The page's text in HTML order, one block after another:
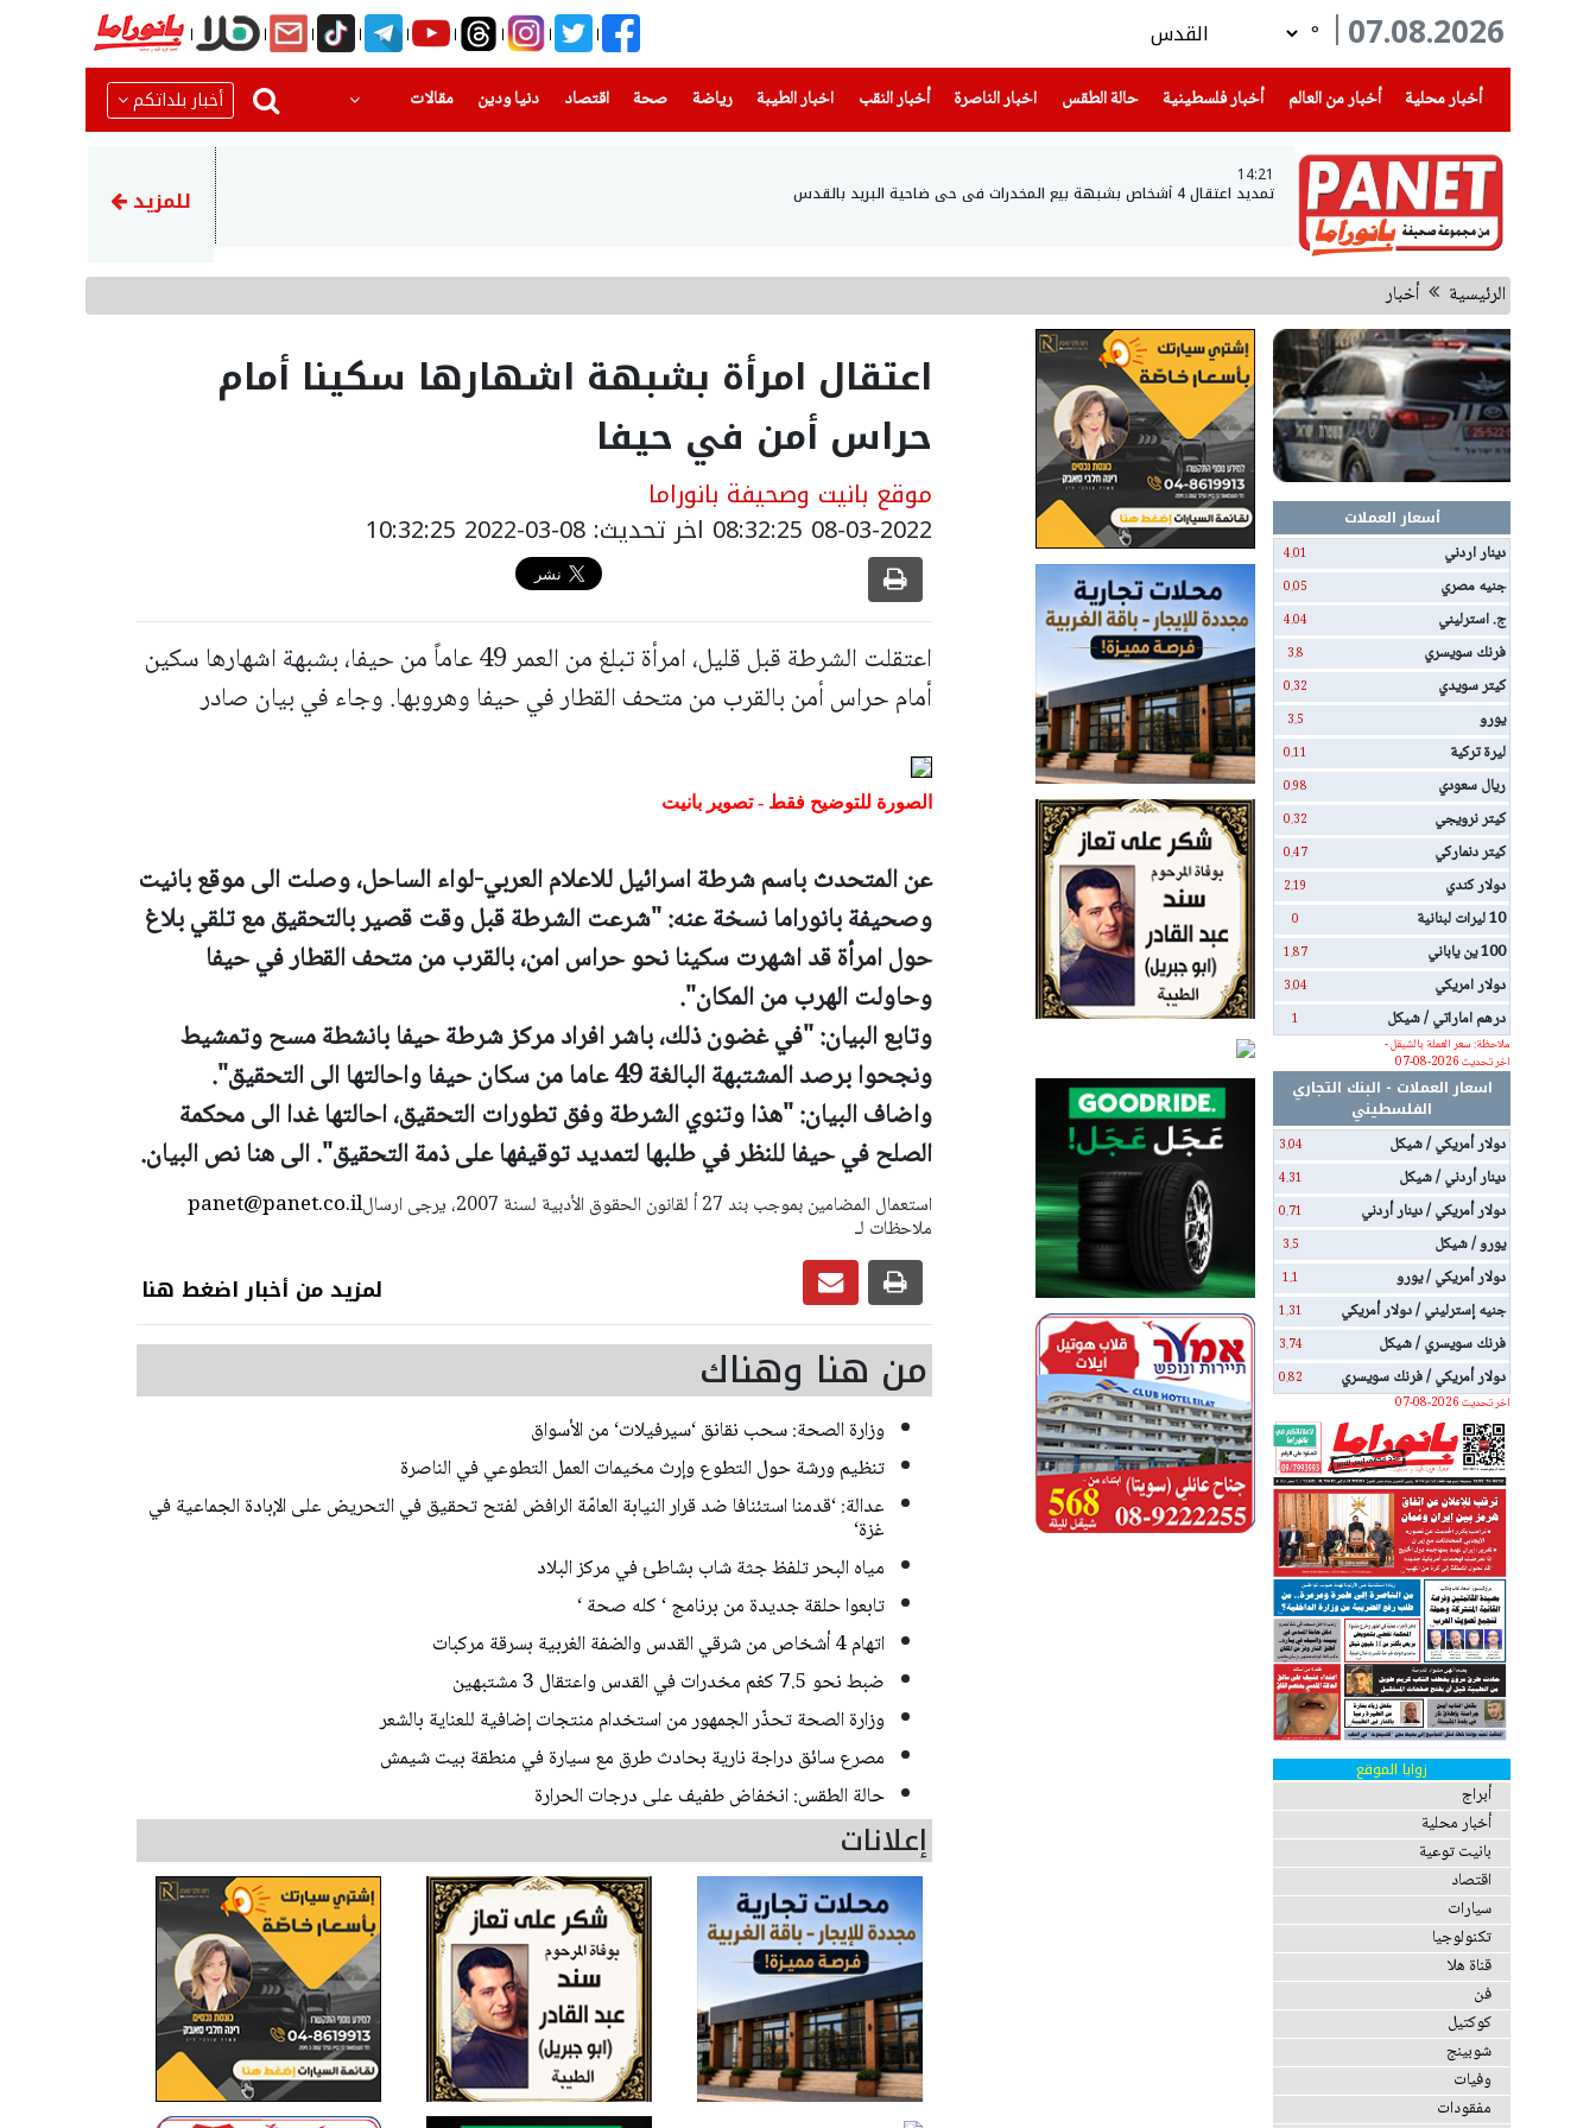
07.08.2026
°
أخبار محلية
(current) أخبار من العالم أخبار فلسطينية(current) حالة الطقس اخبار الناصرة
(current) أخبار النقب اخبار الطيبة(current) رياضة
(current) صحة(current) اقتصاد دنيا ودين
(current) مقالات أخبار بلداتكم
14:21
تمديد اعتقال 4 أشخاص بشبهة بيع المخدرات في حي ضاحية البريد بالقدس تقرير: مجلس السلام ينشر
للمزيد
الرئيسية أخبار
أسعار العملات
دينار اردني
4.01
جنيه مصري 0.05
ج. استرليني 4.04
فرنك سويسري 3.8
كيتر سويدي 0.32
يورو 3.5
ليرة تركية 0.11
ريال سعودي 0.98
كيتر نرويجي 0.32
كيتر دنماركي 0.47
دولار كندي 2.19
10 ليرات لبنانية 0
100 ين ياباني 1.87
دولار امريكي 3.04
درهم اماراتي / شيكل
1
ملاحظة: سعر العملة بالشيقل -
اخر تحديث 2026-08-07
اسعار العملات - البنك التجاري
الفلسطيني
دولار أمريكي / شيكل
3.04
دينار أردني / شيكل 4.31
دولار أمريكي / دينار أردني 0.71
يورو / شيكل 3.5
دولار أمريكي / يورو 1.1
جنيه إسترليني / دولار أمريكي 1.31
فرنك سويسري / شيكل 3.74
دولار أمريكي / فرنك سويسري
0.82
اخر تحديث 2026-08-07
زوايا الموقع
أبراج
أخبار محلية
بانيت توعية
اقتصاد
سيارات
تكنولوجيا
قناة هلا
فن
كوكتيل
شوبينج
وفيات
مفقودات
اعتقال امرأة بشبهة اشهارها سكينا أمام
حراس أمن في حيفا
موقع بانيت وصحيفة بانوراما
08-03-2022 08:32:25 اخر تحديث: 08-03-2022 10:32:25
اعتقلت الشرطة قبل قليل، امرأة تبلغ من العمر 49 عاماً من حيفا، بشبهة اشهارها سكين
أمام حراس أمن بالقرب من متحف القطار في حيفا وهروبها. وجاء في بيان صادر
الصورة للتوضيح فقط - تصوير بانيت
عن المتحدث باسم شرطة اسرائيل للاعلام العربي-لواء الساحل، وصلت الى موقع بانيت
وصحيفة بانوراما نسخة عنه: "شرعت الشرطة قبل وقت قصير بالتحقيق مع تلقي بلاغ
حول امرأة قد اشهرت سكينا نحو حراس امن، بالقرب من متحف القطار في حيفا
وحاولت الهرب من المكان".
وتابع البيان: "في غضون ذلك، باشر افراد مركز شرطة حيفا بانشطة مسح وتمشيط
ونجحوا برصد المشتبهة البالغة 49 عاما من سكان حيفا واحالتها الى التحقيق".
واضاف البيان: "هذا وتنوي الشرطة وفق تطورات التحقيق، احالتها غدا الى محكمة
الصلح في حيفا للنظر في طلبها لتمديد توقيفها على ذمة التحقيق". الى هنا نص البيان.
panet@panet.co.ilاستعمال المضامين بموجب بند 27 أ لقانون الحقوق الأدبية لسنة 2007، يرجى ارسال
ملاحظات لـ
لمزيد من أخبار اضغط هنا
من هنا وهناك
وزارة الصحة: سحب نقانق ‘سيرفيلات‘ من الأسواق
تنظيم ورشة حول التطوع وإرث مخيمات العمل التطوعي في الناصرة
عدالة: ‘قدمنا استئنافا ضد قرار النيابة العامّة الرافض لفتح تحقيق في التحريض على الإبادة الجماعية في
غزة‘
مياه البحر تلفظ جثة شاب بشاطئ في مركز البلاد
تابعوا حلقة جديدة من برنامج ‘ كله صحة ‘
اتهام 4 أشخاص من شرقي القدس والضفة الغربية بسرقة مركبات
ضبط نحو 7.5 كغم مخدرات في القدس واعتقال 3 مشتبهين
وزارة الصحة تحذّر الجمهور من استخدام منتجات إضافية للعناية بالشعر
مصرع سائق دراجة نارية بحادث طرق مع سيارة في منطقة بيت شيمش
حالة الطقس: انخفاض طفيف على درجات الحرارة
إعلانات